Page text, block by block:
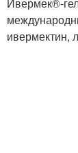
ивермектин,